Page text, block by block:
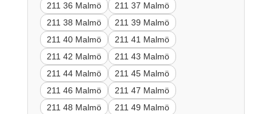
211 36 Malmö
211 37 Malmö
211 38 Malmö
211 39 Malmö
211 40 Malmö
211 41 Malmö
211 42 Malmö
211 43 Malmö
211 44 Malmö
211 45 Malmö
211 46 Malmö
211 47 Malmö
211 48 Malmö
211 49 Malmö